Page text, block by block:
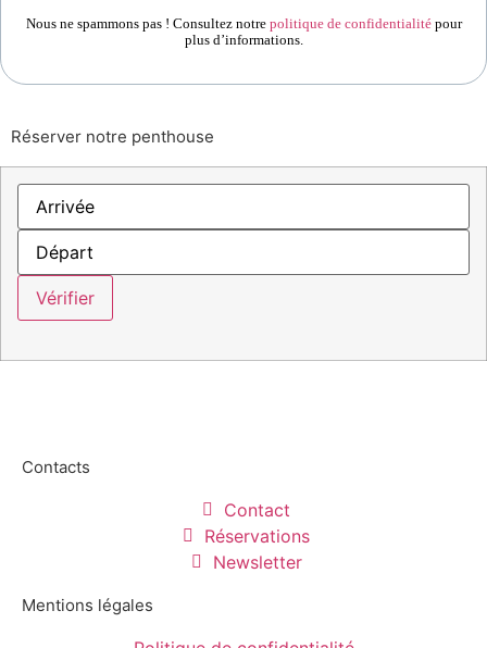
Nous ne spammons pas ! Consultez notre politique de confidentialitépour
plus d’informations.
Réserver notre penthouse
Contacts
Contact
Réservations
Newsletter
Mentions légales